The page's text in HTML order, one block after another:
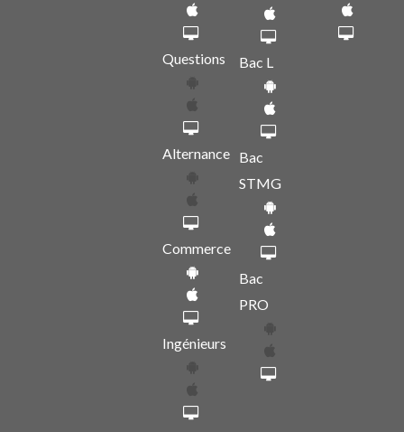
Questions
Alternance
Commerce
Ingénieurs
Bac L
Bac
STMG
Bac
PRO